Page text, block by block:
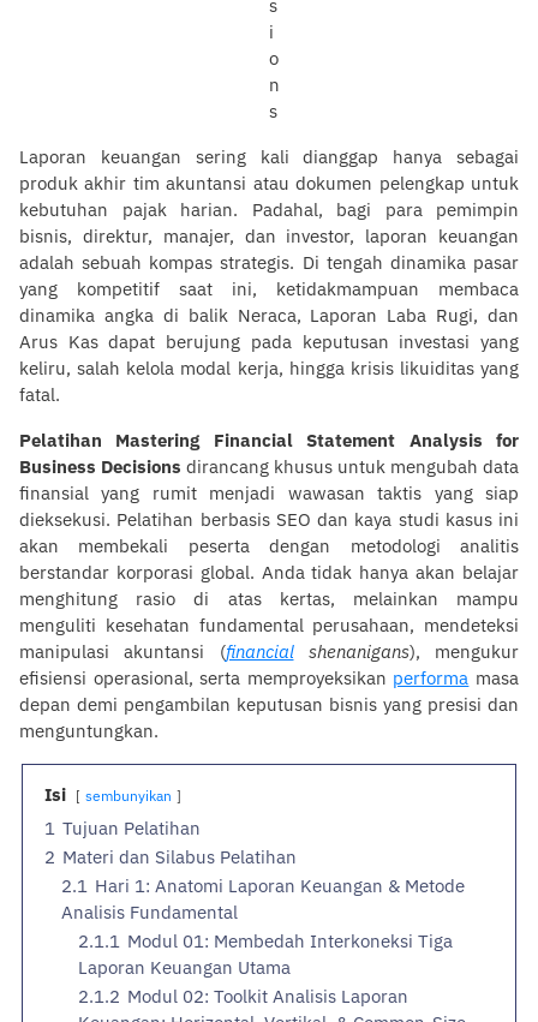
Laporan keuangan sering kali dianggap hanya sebagai
produk akhir tim akuntansi atau dokumen pelengkap untuk
kebutuhan pajak harian. Padahal, bagi para pemimpin
bisnis, direktur, manajer, dan investor, laporan keuangan
adalah sebuah kompas strategis. Di tengah dinamika pasar
yang kompetitif saat ini, ketidakmampuan membaca
dinamika angka di balik Neraca, Laporan Laba Rugi, dan
Arus Kas dapat berujung pada keputusan investasi yang
keliru, salah kelola modal kerja, hingga krisis likuiditas yang
fatal.
Pelatihan Mastering Financial Statement Analysis for
Business Decisions dirancang khusus untuk mengubah data
finansial yang rumit menjadi wawasan taktis yang siap
dieksekusi. Pelatihan berbasis SEO dan kaya studi kasus ini
akan membekali peserta dengan metodologi analitis
berstandar korporasi global. Anda tidak hanya akan belajar
menghitung rasio di atas kertas, melainkan mampu
menguliti kesehatan fundamental perusahaan, mendeteksi
manipulasi akuntansi (financialshenanigans), mengukur
efisiensi operasional, serta memproyeksikan performa masa
depan demi pengambilan keputusan bisnis yang presisi dan
menguntungkan.
Isi sembunyikan
1 Tujuan Pelatihan
2 Materi dan Silabus Pelatihan
2.1 Hari 1: Anatomi Laporan Keuangan & Metode
Analisis Fundamental
2.1.1 Modul 01: Membedah Interkoneksi Tiga
Laporan Keuangan Utama
2.1.2 Modul 02: Toolkit Analisis Laporan